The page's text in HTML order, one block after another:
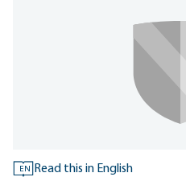
EN Read this in English